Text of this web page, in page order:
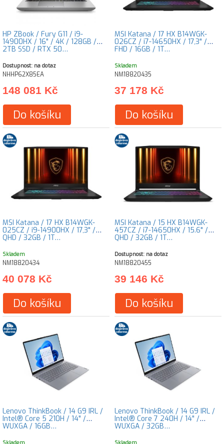
HP ZBook / Fury G11 / i9-
14900HX / 16" / 4K / 128GB /
2TB SSD / RTX 50…
Dostupnost: na dotaz
NHHP62X85EA
148 081 Kč
Do košíku
MSI Katana / 17 HX B14WGK-
026CZ / i7-14650HX / 17,3" /
FHD / 16GB / 1T…
Skladem
NM18820435
37 178 Kč
Do košíku
MSI Katana / 17 HX B14WGK-
025CZ / i9-14900HX / 17,3" /
QHD / 32GB / 1T…
Skladem
NM18820434
40 078 Kč
Do košíku
MSI Katana / 15 HX B14WGK-
457CZ / i7-14650HX / 15.6" /
QHD / 32GB / 1T…
Dostupnost: na dotaz
NM18820455
39 146 Kč
Do košíku
Lenovo ThinkBook / 14 G9 IRL /
Intel® Core 5 210H / 14" /
WUXGA / 16GB…
Skladem
Lenovo ThinkBook / 14 G9 IRL /
Intel® Core 7 240H / 14" /
WUXGA / 32GB…
Skladem